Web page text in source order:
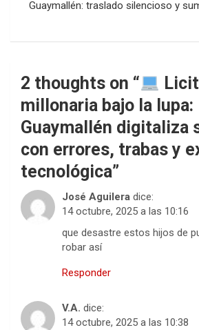
Guaymallén: traslado silencioso y
2 thoughts on “
millonaria bajo la lupa:
Guaymallén digitaliza
con errores, trabas y
tecnológica”
José Aguilera dice:
14 octubre, 2025 a las 10:16
que desastre estos hijos de
robar así
Responder
V.A. dice:
14 octubre, 2025 a las 10:38